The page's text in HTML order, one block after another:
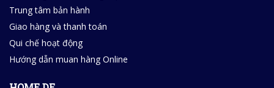
Trung tâm bản hành
Giao hàng và thanh toán
Qui chế hoạt động
Hướng dẫn muan hàng Online